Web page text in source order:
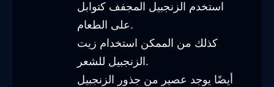
استخدم الزنجبيل المجفف كتوابل
على الطعام.
كذلك من الممكن استخدام زيت
الزنجبيل للشعر.
أيضًا يوجد عصير من جذور الزنجبيل